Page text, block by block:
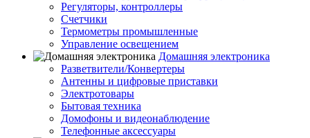
Регуляторы, контроллеры
Счетчики
Термометры промышленные
Управление освещением
Домашняя электроника
Разветвители/Конвертеры
Антенны и цифровые приставки
Электротовары
Бытовая техника
Домофоны и видеонаблюдение
Телефонные аксессуары